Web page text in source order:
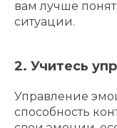
вам лучше
ситуации.
2. Учитесь
Управление
способность